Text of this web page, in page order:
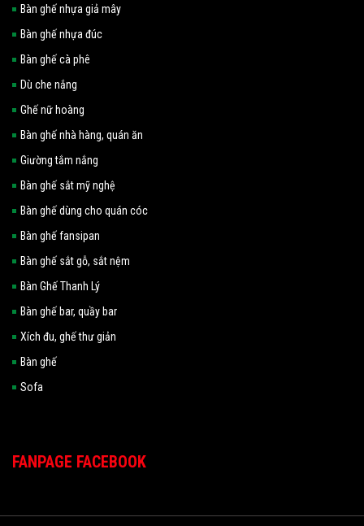
Bàn ghế nhựa giả mây
Bàn ghế nhựa đúc
Bàn ghế cà phê
Dù che nắng
Ghế nữ hoàng
Bàn ghế nhà hàng, quán ăn
Giường tắm nắng
Bàn ghế sắt mỹ nghệ
Bàn ghế dùng cho quán cóc
Bàn ghế fansipan
Bàn ghế sắt gỗ, sắt nệm
Bàn Ghế Thanh Lý
Bàn ghế bar, quầy bar
Xích đu, ghế thư giản
Bàn ghế
Sofa
FANPAGE FACEBOOK